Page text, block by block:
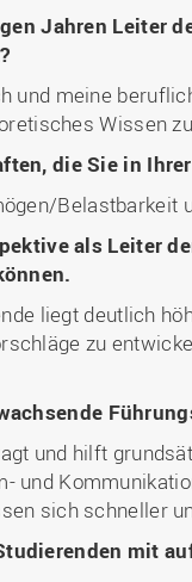
Jahren Leiter
und meine
Wissen
die Sie in
Belastbarkeit
als Leiter
liegt deutlich
zu
und hilft
und
sich schneller
mit